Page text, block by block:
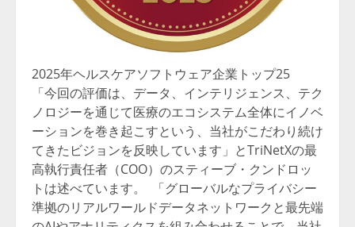
2025年ヘルスケアソフトウェア企業トップ25
「今回の評価は、データ、インテリジェンス、テク
ノロジーを通じて医療のエコシステム全体にイノベ
ーションを巻き起こすという、当社がこだわり続け
てきたビジョンを反映しています」とTriNetXの最
高執行責任者（COO）のスティーブ・クンドロッ
トは述べています。 「グローバルなプライバシー
準拠のリアルワールドデータネットワークと最先端